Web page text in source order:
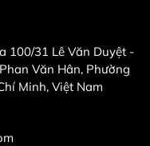
100/31 Lê Văn Duyệt -
Văn Hân, Phường
Minh, Việt Nam